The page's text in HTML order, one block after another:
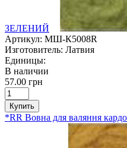
ЗЕЛЕНИЙ
Артикул: МШ-К5008R
Изготовитель: Латвия
Единицы:
В наличии
57.00 грн
Купить
*RR Вовна для валяння